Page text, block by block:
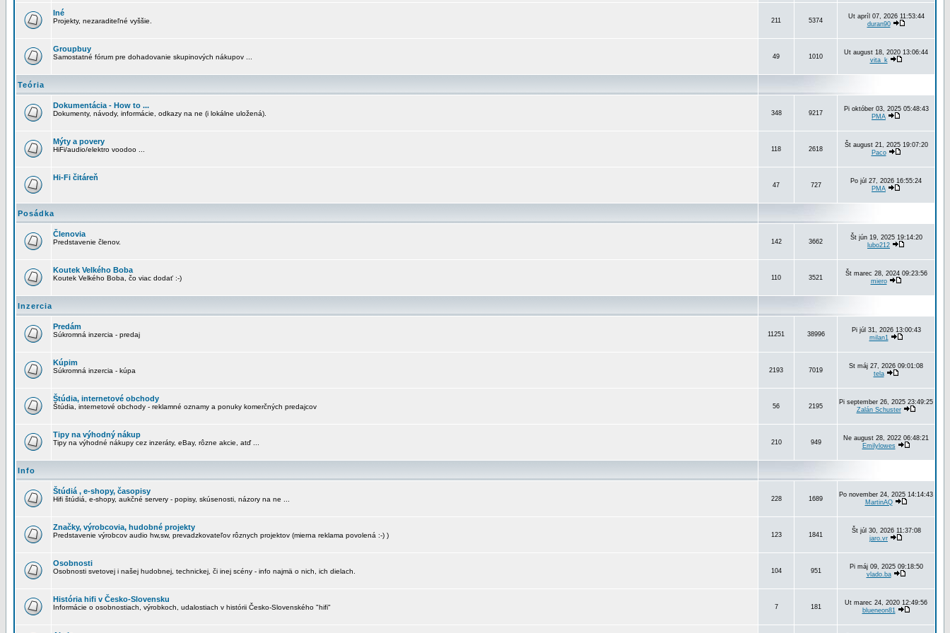
Iné
Projekty, nezaraditeľné vyššie. 211 5374
Ut apríl 07, 2026 11:53:44
duran90
Groupbuy
Samostatné fórum pre dohadovanie skupinových nákupov ... 49 1010
Ut august 18, 2020 13:06:44
vita_k
Teória
Dokumentácia - How to ...
Dokumenty, návody, informácie, odkazy na ne (i lokálne uložená). 348 9217
Pi október 03, 2025 05:48:43
PMA
Mýty a povery
HiFi/audio/elektro voodoo ... 118 2618
Št august 21, 2025 19:07:20
Paco
Hi-Fi čitáreň
47 727
Po júl 27, 2026 16:55:24
PMA
Posádka
Členovia
Predstavenie členov. 142 3662
Št jún 19, 2025 19:14:20
lubo212
Koutek Velkého Boba
Koutek Velkého Boba, čo viac dodať :-) 110 3521
Št marec 28, 2024 09:23:56
miero
Inzercia
Predám
Súkromná inzercia - predaj 11251 38996
Pi júl 31, 2026 13:00:43
milan1
Kúpim
Súkromná inzercia - kúpa 2193 7019
St máj 27, 2026 09:01:08
tela
Štúdia, internetové obchody
Štúdia, internetové obchody - reklamné oznamy a ponuky komerčných predajcov 56 2195
Pi september 26, 2025 23:49:25
Zalán Schuster
Tipy na výhodný nákup
Tipy na výhodné nákupy cez inzeráty, eBay, rôzne akcie, atď ... 210 949
Ne august 28, 2022 06:48:21
Emilylowes
Info
Štúdiá , e-shopy, časopisy
Hifi štúdiá, e-shopy, aukčné servery - popisy, skúsenosti, názory na ne ... 228 1689
Po november 24, 2025 14:14:43
MartinAQ
Značky, výrobcovia, hudobné projekty
Predstavenie výrobcov audio hw,sw, prevadzkovateľov rôznych projektov (mierna reklama povolená :-) ) 123 1841
Št júl 30, 2026 11:37:08
jaro.vr
Osobnosti
Osobnosti svetovej i našej hudobnej, technickej, či inej scény - info najmä o nich, ich dielach. 104 951
Pi máj 09, 2025 09:18:50
vlado.ba
História hifi v Česko-Slovensku
Informácie o osobnostiach, výrobkoch, udalostiach v histórii Česko-Slovenského "hifi" 7 181
Ut marec 24, 2020 12:49:56
blueneon81